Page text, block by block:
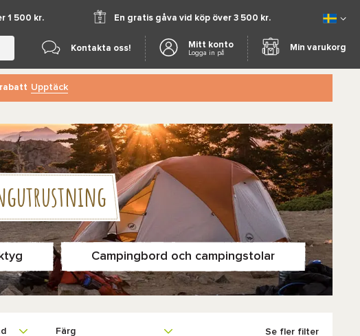
1 500 kr. En gratis gåva vid köp över 3 500 kr.
Kontakta oss! Mitt konto
Logga in på
Min varukorg
rabatt Upptäck
Campingbord och campingstolar
Färg Se fler filter